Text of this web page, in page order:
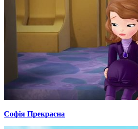
Софія Прекрасна